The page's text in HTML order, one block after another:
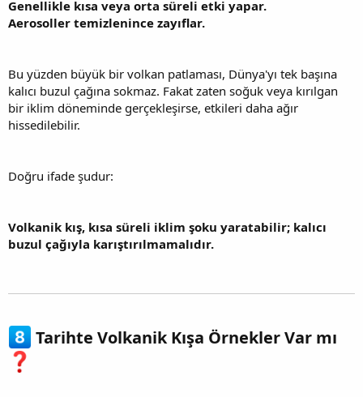
Genellikle kısa veya orta süreli etki yapar.
Aerosoller temizlenince zayıflar.
Bu yüzden büyük bir volkan patlaması, Dünya'yı tek başına
kalıcı buzul çağına sokmaz. Fakat zaten soğuk veya kırılgan
bir iklim döneminde gerçekleşirse, etkileri daha ağır
hissedilebilir.
Doğru ifade şudur:
Volkanik kış, kısa süreli iklim şoku yaratabilir; kalıcı
buzul çağıyla karıştırılmamalıdır.
Tarihte Volkanik Kışa Örnekler Var mı